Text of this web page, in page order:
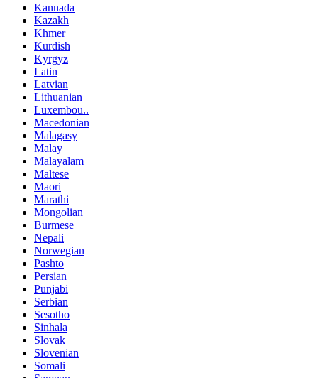
Kannada
Kazakh
Khmer
Kurdish
Kyrgyz
Latin
Latvian
Lithuanian
Luxembou..
Macedonian
Malagasy
Malay
Malayalam
Maltese
Maori
Marathi
Mongolian
Burmese
Nepali
Norwegian
Pashto
Persian
Punjabi
Serbian
Sesotho
Sinhala
Slovak
Slovenian
Somali